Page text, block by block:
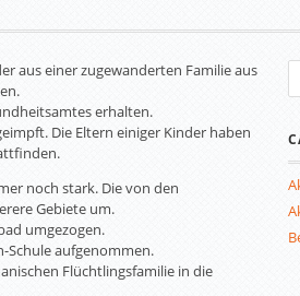
aus einer zugewanderten Familie aus
erhalten.
Die Eltern einiger Kinder haben
noch stark. Die von den
Gebiete um.
umgezogen.
Schule aufgenommen.
Flüchtlingsfamilie in die